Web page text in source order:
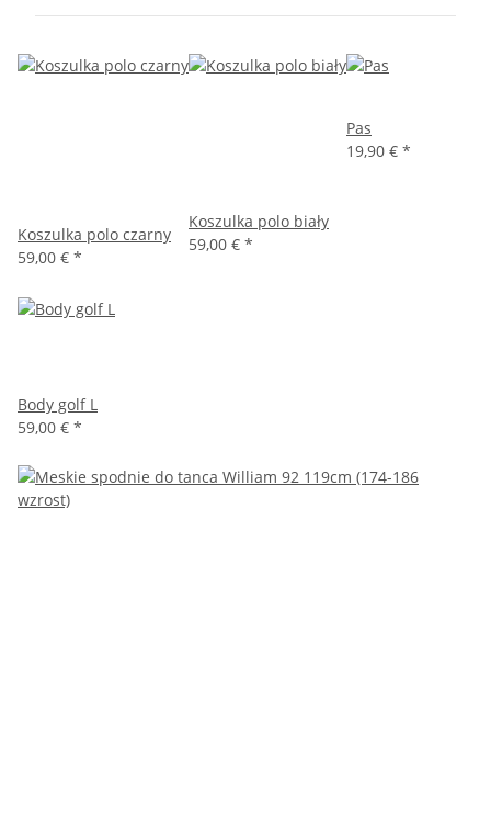
Koszulka polo czarny
59,00 € *
Koszulka polo biały
59,00 € *
Pas
19,90 € *
Body golf L
59,00 € *